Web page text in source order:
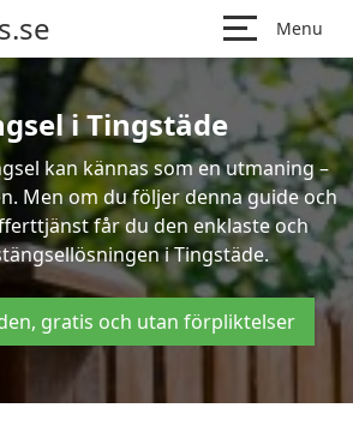
Menu
i Tingstäde
kan kännas som en utmaning –
Men om du följer denna guide och
får du den enklaste och
i Tingstäde.
gratis och utan förpliktelser